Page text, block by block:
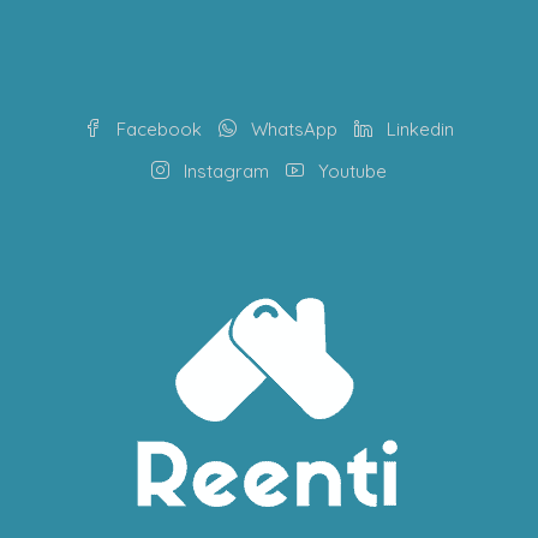
Facebook WhatsApp
Linkedin
Instagram
Youtube